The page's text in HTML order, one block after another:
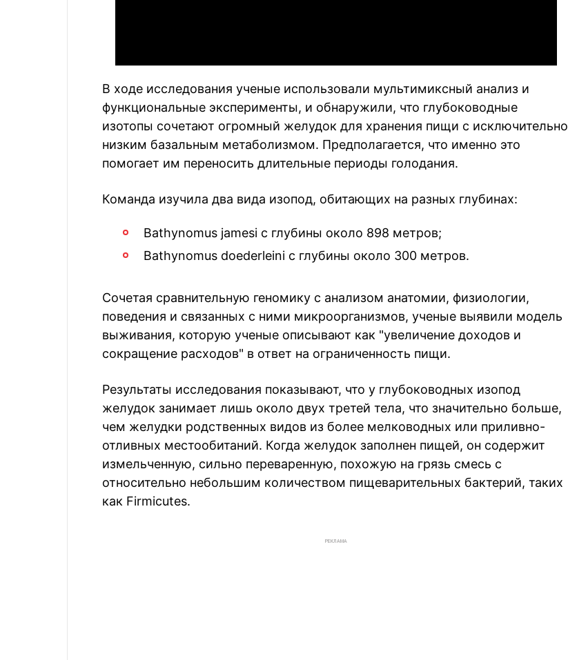
В ходе исследования ученые использовали мультимиксный анализ и
функциональные эксперименты, и обнаружили, что глубоководные
изотопы сочетают огромный желудок для хранения пищи с исключительно
низким базальным метаболизмом. Предполагается, что именно это
помогает им переносить длительные периоды голодания.
Команда изучила два вида изопод, обитающих на разных глубинах:
Bathynomus jamesi с глубины около 898 метров;
Bathynomus doederleini с глубины около 300 метров.
Сочетая сравнительную геномику с анализом анатомии, физиологии,
поведения и связанных с ними микроорганизмов, ученые выявили модель
выживания, которую ученые описывают как "увеличение доходов и
сокращение расходов" в ответ на ограниченность пищи.
Результаты исследования показывают, что у глубоководных изопод
желудок занимает лишь около двух третей тела, что значительно больше,
чем желудки родственных видов из более мелководных или приливно-
отливных местообитаний. Когда желудок заполнен пищей, он содержит
измельченную, сильно переваренную, похожую на грязь смесь с
относительно небольшим количеством пищеварительных бактерий, таких
как Firmicutes.
РЕКЛАМА